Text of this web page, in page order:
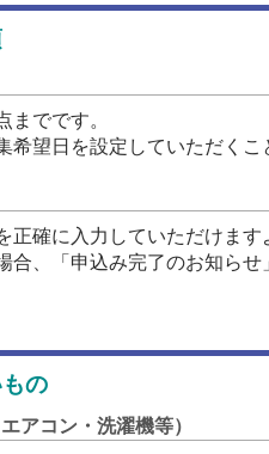
でです。
望日を設定していただくこ
確に入力していただけます
、「申込み完了のお知ら
の
アコン・洗濯機等）